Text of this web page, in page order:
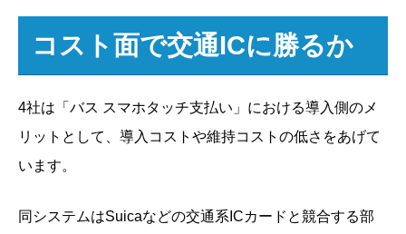
コスト面で交通ICに勝るか
4社は「バス スマホタッチ支払い」における導入側のメ
リットとして、導入コストや維持コストの低さをあげて
います。
同システムはSuicaなどの交通系ICカードと競合する部